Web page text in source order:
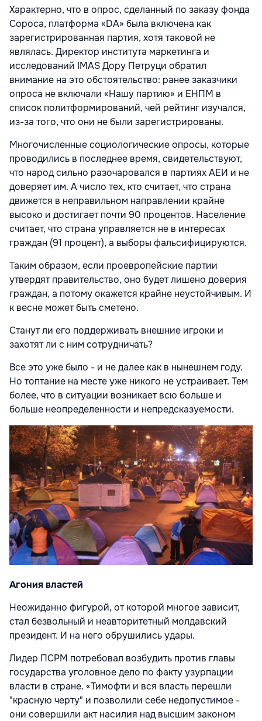
Характерно, что в опрос, сделанный по заказу фонда
Сороса, платформа «DA» была включена как
зарегистрированная партия, хотя таковой не
являлась. Директор института маркетинга и
исследований IMAS Дору Петруци обратил
внимание на это обстоятельство: ранее заказчики
опроса не включали «Нашу партию» и ЕНПМ в
список политформирований, чей рейтинг изучался,
из-за того, что они не были зарегистрированы.
Многочисленные социологические опросы, которые
проводились в последнее время, свидетельствуют,
что народ сильно разочаровался в партиях АЕИ и не
доверяет им. А число тех, кто считает, что страна
движется в неправильном направлении крайне
высоко и достигает почти 90 процентов. Население
считает, что страна управляется не в интересах
граждан (91 процент), а выборы фальсифицируются.
Таким образом, если проевропейские партии
утвердят правительство, оно будет лишено доверия
граждан, а потому окажется крайне неустойчивым. И
к весне может быть сметено.
Станут ли его поддерживать внешние игроки и
захотят ли с ним сотрудничать?
Все это уже было - и не далее как в нынешнем году.
Но топтание на месте уже никого не устраивает. Тем
более, что в ситуации возникает всю больше и
больше неопределенности и непредсказуемости.
Агония властей
Неожиданно фигурой, от которой многое зависит,
стал безвольный и неавторитетный молдавский
президент. И на него обрушились удары.
Лидер ПСРМ потребовал возбудить против главы
государства уголовное дело по факту узурпации
власти в стране. «Тимофти и вся власть перешли
"красную черту" и позволили себе недопустимое -
они совершили акт насилия над высшим законом